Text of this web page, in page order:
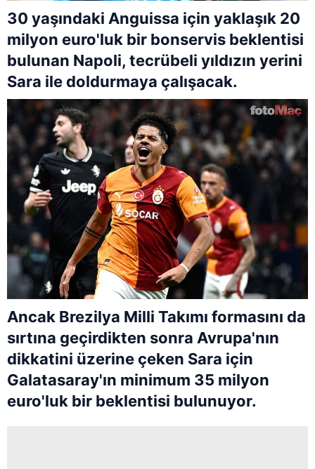
30 yaşındaki Anguissa için yaklaşık 20
milyon euro'luk bir bonservis beklentisi
bulunan Napoli, tecrübeli yıldızın yerini
Sara ile doldurmaya çalışacak.
Ancak Brezilya Milli Takımı formasını da
sırtına geçirdikten sonra Avrupa'nın
dikkatini üzerine çeken Sara için
Galatasaray'ın minimum 35 milyon
euro'luk bir beklentisi bulunuyor.